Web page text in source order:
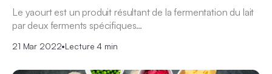
Le yaourt est un produit résultant de la fermentation du lait
par deux ferments spécifiques…
21 Mar 2022•Lecture 4 min